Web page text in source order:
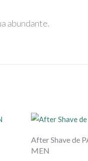
abundante.
After Shave de
MEN